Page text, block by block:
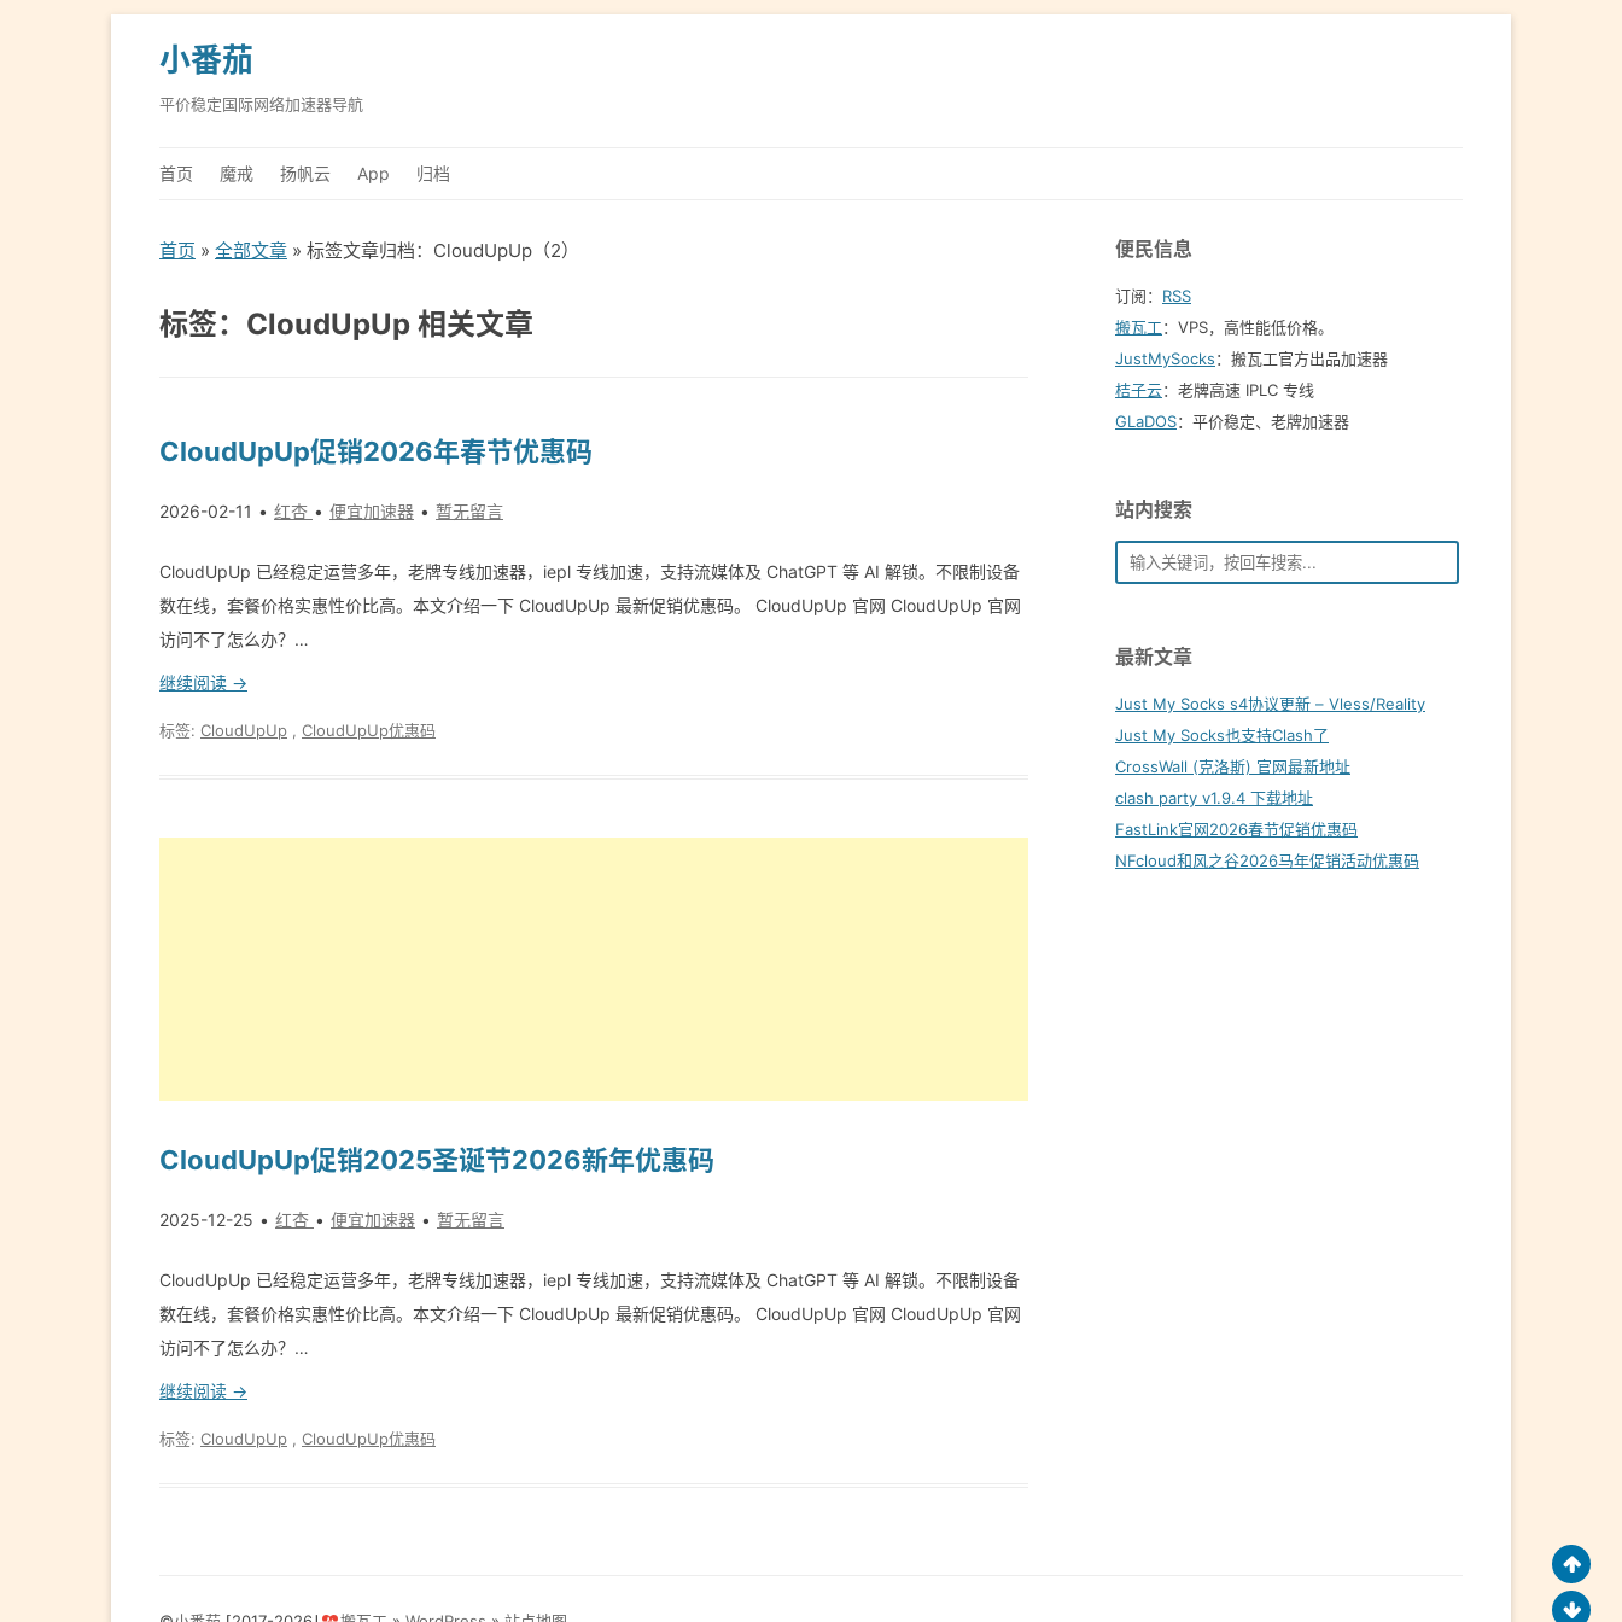
小番茄
平价稳定国际网络加速器导航
首页 魔戒 扬帆云 App 归档
首页 » 全部文章 » 标签文章归档：CloudUpUp（2）
标签：CloudUpUp 相关文章
CloudUpUp促销2026年春节优惠码
2026-02-11 红杏 便宜加速器 暂无留言
CloudUpUp 已经稳定运营多年，老牌专线加速器，iepl 专线加速，支持流媒体及 ChatGPT 等 AI 解锁。不限制设备
数在线，套餐价格实惠性价比高。本文介绍一下 CloudUpUp 最新促销优惠码。 CloudUpUp 官网 CloudUpUp 官网
访问不了怎么办？…
继续阅读 →
标签: CloudUpUp CloudUpUp优惠码
CloudUpUp促销2025圣诞节2026新年优惠码
2025-12-25 红杏 便宜加速器 暂无留言
CloudUpUp 已经稳定运营多年，老牌专线加速器，iepl 专线加速，支持流媒体及 ChatGPT 等 AI 解锁。不限制设备
数在线，套餐价格实惠性价比高。本文介绍一下 CloudUpUp 最新促销优惠码。 CloudUpUp 官网 CloudUpUp 官网
访问不了怎么办？…
继续阅读 →
标签: CloudUpUp CloudUpUp优惠码
便民信息
订阅： RSS
搬瓦工：VPS，高性能低价格。️
JustMySocks：搬瓦工官方出品加速器
桔子云：老牌高速 IPLC 专线
GLaDOS：平价稳定、老牌加速器
站内搜索
最新文章
Just My Socks s4协议更新 – Vless/Reality
Just My Socks也支持Clash了
CrossWall (克洛斯) 官网最新地址
clash party v1.9.4 下载地址
FastLink官网2026春节促销优惠码
NFcloud和风之谷2026马年促销活动优惠码